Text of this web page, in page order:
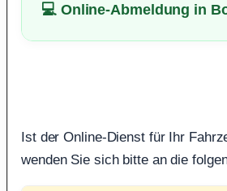
💻 Online-Abmeldung in
Ist der Online-Dienst für Ihr
wenden Sie sich bitte an die